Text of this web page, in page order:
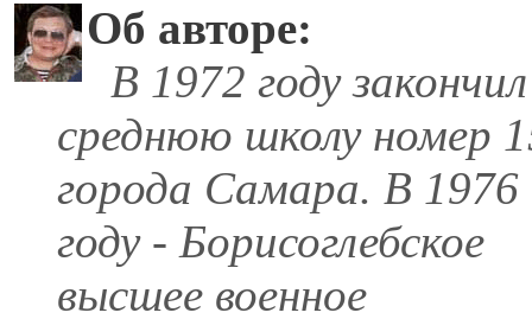
Об авторе:
В 1972 году закончил
среднюю школу номер
города Самара. В 1976
году - Борисоглебское
высшее военное